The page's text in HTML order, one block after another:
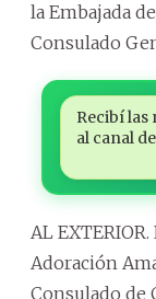
la Embajada
Consulado
Recibí las
al canal
AL
Adoración
Consulado de